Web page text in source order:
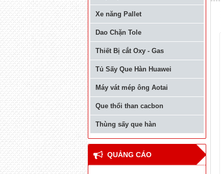
Xe năng Pallet
Dao Chặn Tole
Thiết Bị cắt Oxy - Gas
Tủ Sấy Que Hàn Huawei
Máy vát mép ông Aotai
Que thổi than cacbon
Thùng sấy que hàn
QUẢNG CÁO